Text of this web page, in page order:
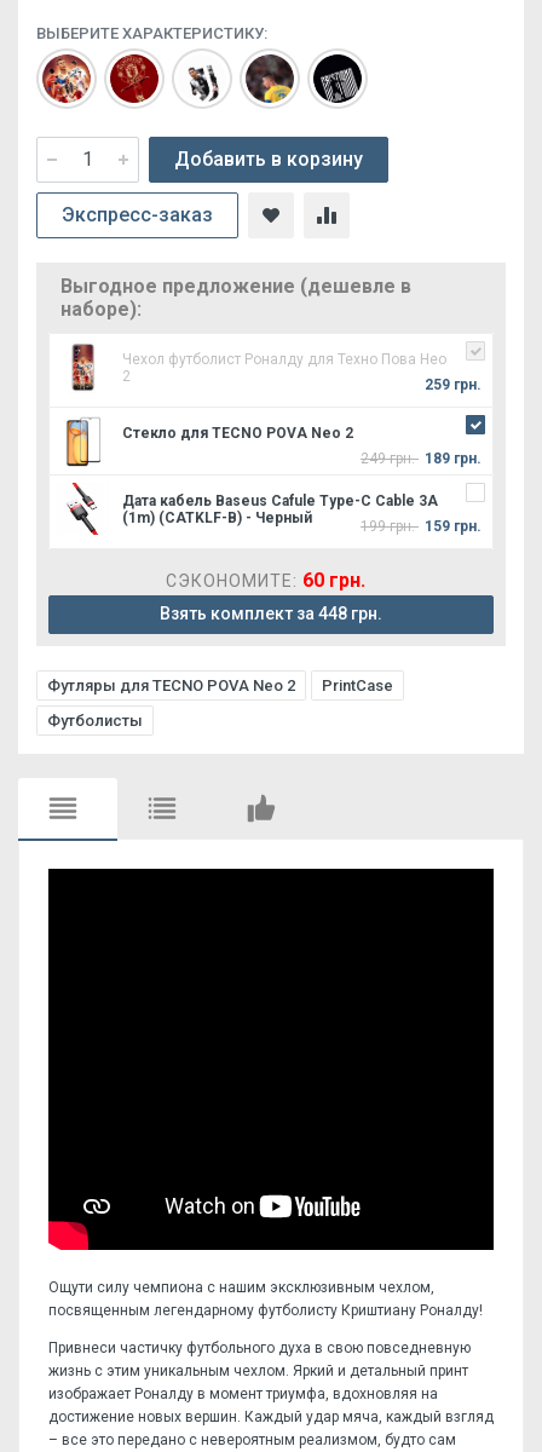
ВЫБЕРИТЕ ХАРАКТЕРИСТИКУ:
Добавить в корзину
Экспресс-заказ
Выгодное предложение (дешевле в
наборе):
Чехол футболист Роналду для Техно Пова Нео
2
259 грн.
Стекло для TECNO POVA Neo 2
249 грн. 189 грн.
Дата кабель Baseus Cafule Type-C Cable 3A
(1m) (CATKLF-B) - Черный
199 грн. 159 грн.
СЭКОНОМИТЕ: 60 грн.
Взять комплект за 448 грн.
Футляры для TECNO POVA Neo 2
PrintCase
Футболисты
Ощути силу чемпиона с нашим эксклюзивным чехлом,
посвященным легендарному футболисту Криштиану Роналду!
Привнеси частичку футбольного духа в свою повседневную
жизнь с этим уникальным чехлом. Яркий и детальный принт
изображает Роналду в момент триумфа, вдохновляя на
достижение новых вершин. Каждый удар мяча, каждый взгляд
– все это передано с невероятным реализмом, будто сам